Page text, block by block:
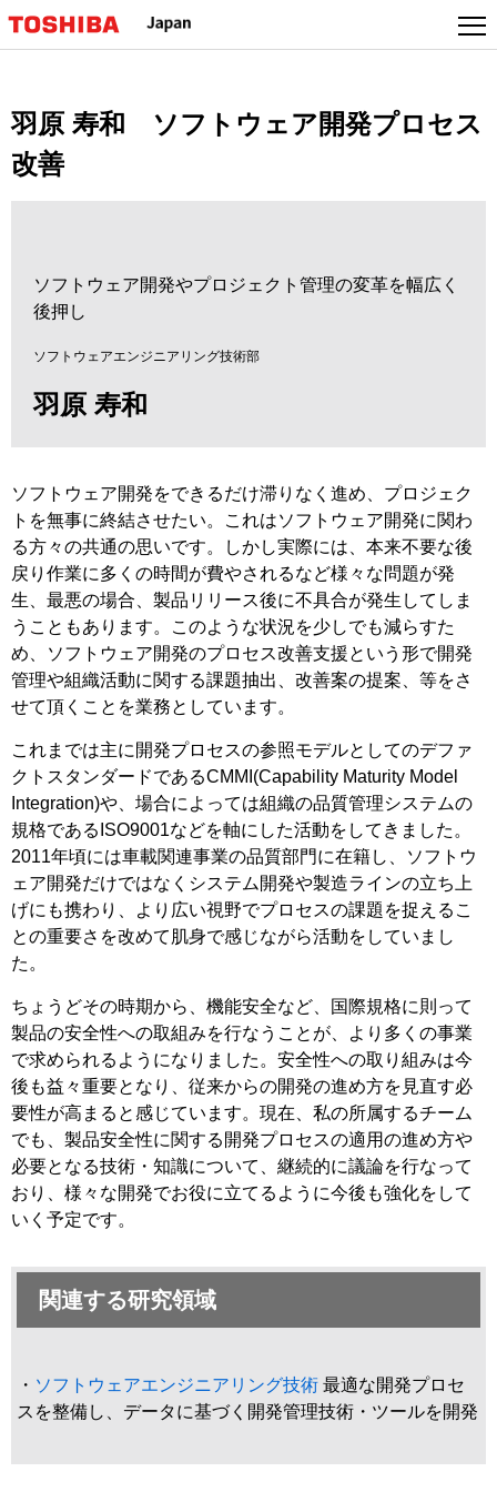
羽原 寿和 ソフトウェア開発プロセス
改善
ソフトウェア開発やプロジェクト管理の変革を幅広く
後押し
ソフトウェアエンジニアリング技術部
羽原 寿和
ソフトウェア開発をできるだけ滞りなく進め、プロジェク
トを無事に終結させたい。これはソフトウェア開発に関わ
る方々の共通の思いです。しかし実際には、本来不要な後
戻り作業に多くの時間が費やされるなど様々な問題が発
生、最悪の場合、製品リリース後に不具合が発生してしま
うこともあります。このような状況を少しでも減らすた
め、ソフトウェア開発のプロセス改善支援という形で開発
管理や組織活動に関する課題抽出、改善案の提案、等をさ
せて頂くことを業務としています。
これまでは主に開発プロセスの参照モデルとしてのデファ
クトスタンダードであるCMMI(Capability Maturity Model
Integration)や、場合によっては組織の品質管理システムの
規格であるISO9001などを軸にした活動をしてきました。
2011年頃には車載関連事業の品質部門に在籍し、ソフトウ
ェア開発だけではなくシステム開発や製造ラインの立ち上
げにも携わり、より広い視野でプロセスの課題を捉えるこ
との重要さを改めて肌身で感じながら活動をしていまし
た。
ちょうどその時期から、機能安全など、国際規格に則って
製品の安全性への取組みを行なうことが、より多くの事業
で求められるようになりました。安全性への取り組みは今
後も益々重要となり、従来からの開発の進め方を見直す必
要性が高まると感じています。現在、私の所属するチーム
でも、製品安全性に関する開発プロセスの適用の進め方や
必要となる技術・知識について、継続的に議論を行なって
おり、様々な開発でお役に立てるように今後も強化をして
いく予定です。
関連する研究領域
・ ソフトウェアエンジニアリング技術 最適な開発プロセ
スを整備し、データに基づく開発管理技術・ツールを開発